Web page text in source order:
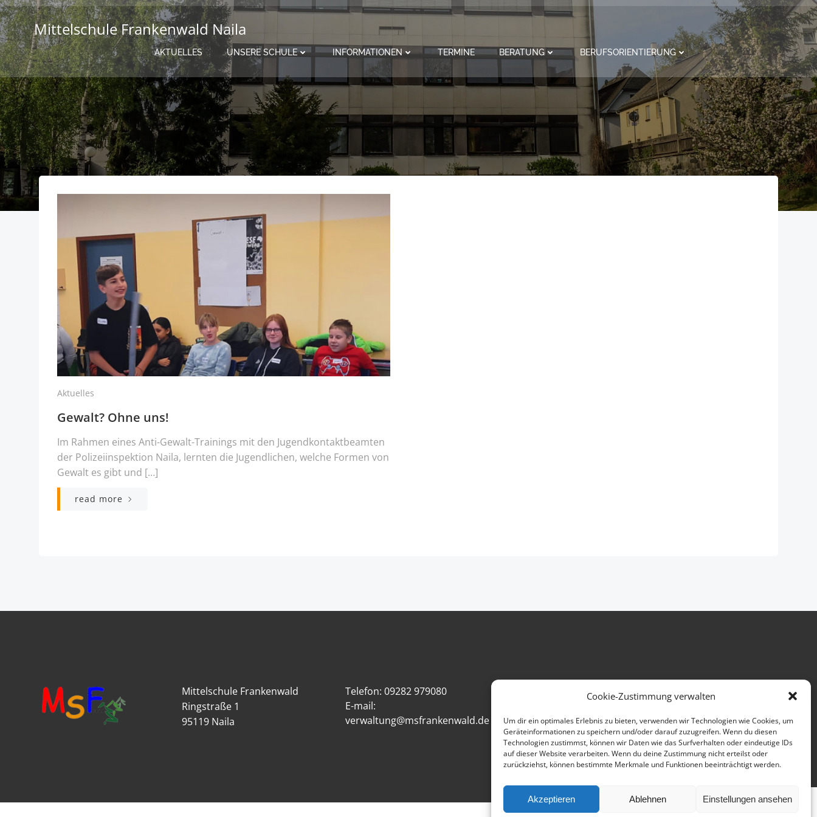
Cookie-Zustimmung verwalten
Um dir ein optimales Erlebnis zu bieten, verwenden wir Technologien wie Cookies, um
Geräteinformationen zu speichern und/oder darauf zuzugreifen. Wenn du diesen
Technologien zustimmst, können wir Daten wie das Surfverhalten oder eindeutige IDs
auf dieser Website verarbeiten. Wenn du deine Zustimmung nicht erteilst oder
zurückziehst, können bestimmte Merkmale und Funktionen beeinträchtigt werden.
Akzeptieren Ablehnen Einstellungen ansehen
Zum
Inhalt
springenMittelschule Frankenwald Naila
AKTUELLES UNSERE SCHULE INFORMATIONEN TERMINE BERATUNG BERUFSORIENTIERUNG
Aktuelles
Gewalt? Ohne uns!
Im Rahmen eines Anti-Gewalt-Trainings mit den Jugendkontaktbeamten
der Polizeiinspektion Naila, lernten die Jugendlichen, welche Formen von
Gewalt es gibt und […]
read more
Mittelschule Frankenwald
Ringstraße 1
95119 Naila
Telefon: 09282 979080
E-mail:
verwaltung@msfrankenwald.de
Datenschutz